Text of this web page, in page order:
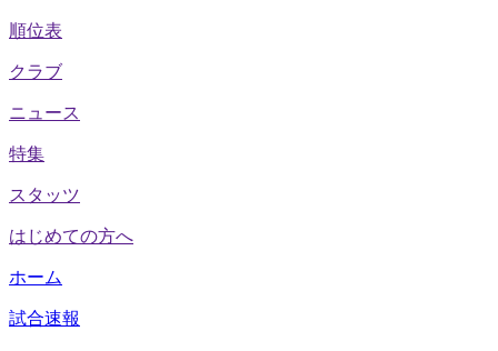
順位表
クラブ
ニュース
特集
スタッツ
はじめての方へ
ホーム
試合速報